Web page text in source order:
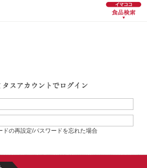
ドの再設定/パスワードを忘れた場合